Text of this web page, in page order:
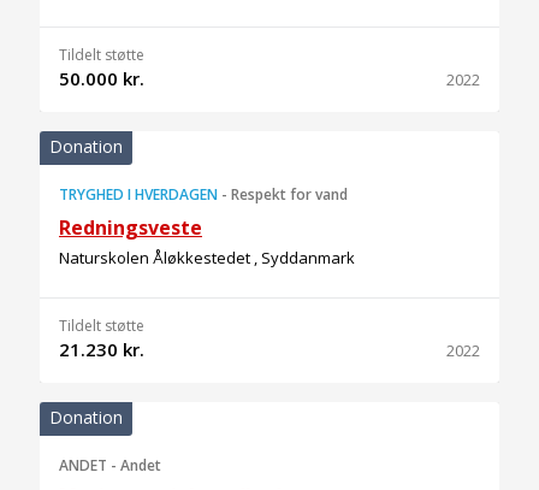
Tildelt støtte
50.000 kr. 2022
Donation
TRYGHED I HVERDAGEN - Respekt for vand
Redningsveste
Naturskolen Åløkkestedet , Syddanmark
Tildelt støtte
21.230 kr. 2022
Donation
ANDET - Andet